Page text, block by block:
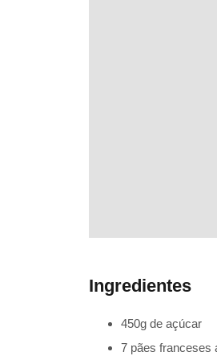
Ingredientes
450g de açúcar
7 pães franceses